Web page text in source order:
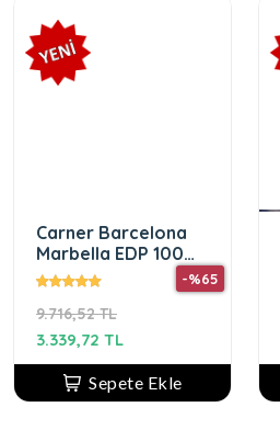
Carner Barcelona
Marbella EDP 100
ML
9.716,52 TL
-%65
3.339,72 TL
Sepete Ekle